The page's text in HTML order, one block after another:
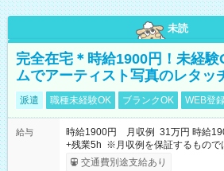
未読
完全在宅＊時給1900円！未経
ムでアーティスト写真のレタッ
派遣 職種未経験OK ブランクOK WEB登
給与
時給1900円 月収例 31万円 時給
+残業5h ※月収例を保証するもの
取りサービス利用可（利用条件有）
交通費別途支給あり